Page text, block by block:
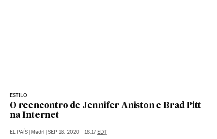
ESTILO
O reencontro de Jennifer Aniston e Brad Pitt
na Internet
EL PAÍS Madri SEP 18, 2020 - 18:17 EDT